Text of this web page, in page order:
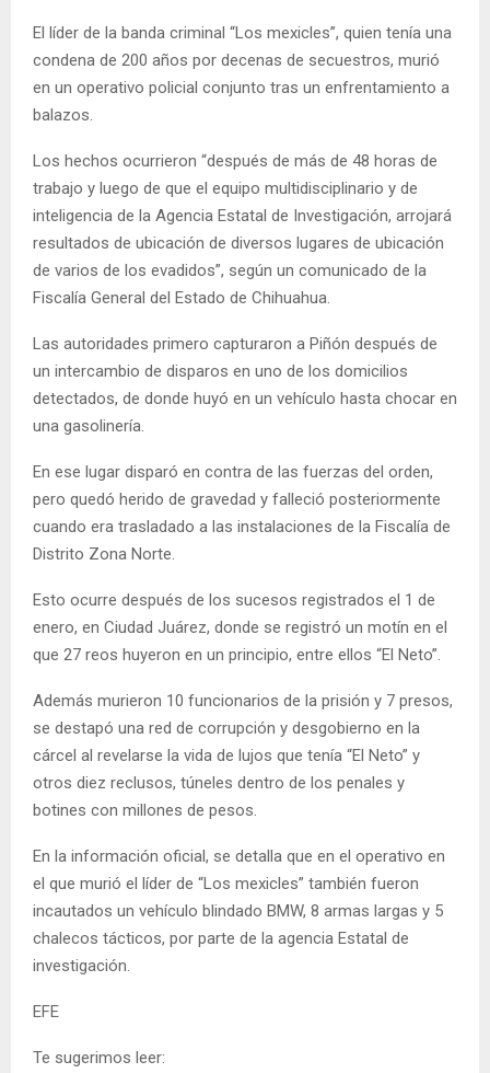
El líder de la banda criminal “Los mexicles”, quien tenía una
condena de 200 años por decenas de secuestros, murió
en un operativo policial conjunto tras un enfrentamiento a
balazos.
Los hechos ocurrieron “después de más de 48 horas de
trabajo y luego de que el equipo multidisciplinario y de
inteligencia de la Agencia Estatal de Investigación, arrojará
resultados de ubicación de diversos lugares de ubicación
de varios de los evadidos”, según un comunicado de la
Fiscalía General del Estado de Chihuahua.
Las autoridades primero capturaron a Piñón después de
un intercambio de disparos en uno de los domicilios
detectados, de donde huyó en un vehículo hasta chocar en
una gasolinería.
En ese lugar disparó en contra de las fuerzas del orden,
pero quedó herido de gravedad y falleció posteriormente
cuando era trasladado a las instalaciones de la Fiscalía de
Distrito Zona Norte.
Esto ocurre después de los sucesos registrados el 1 de
enero, en Ciudad Juárez, donde se registró un motín en el
que 27 reos huyeron en un principio, entre ellos “El Neto”.
Además murieron 10 funcionarios de la prisión y 7 presos,
se destapó una red de corrupción y desgobierno en la
cárcel al revelarse la vida de lujos que tenía “El Neto” y
otros diez reclusos, túneles dentro de los penales y
botines con millones de pesos.
En la información oficial, se detalla que en el operativo en
el que murió el líder de “Los mexicles” también fueron
incautados un vehículo blindado BMW, 8 armas largas y 5
chalecos tácticos, por parte de la agencia Estatal de
investigación.
EFE
Te sugerimos leer: